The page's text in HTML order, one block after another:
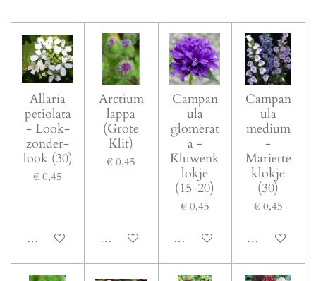
Allaria
petiolata
- Look-
zonder-
look (30)
€ 0,45
In winkelwagen
Arctium
lappa
(Grote
Klit)
€ 0,45
In winkelwagen
Campan
ula
glomerat
a -
Kluwenk
lokje
(15-20)
€ 0,45
In winkelwagen
Campan
ula
medium
-
Mariette
klokje
(30)
€ 0,45
In